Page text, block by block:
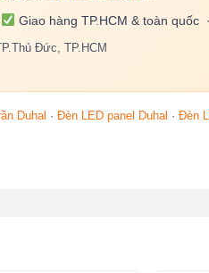
Giao hàng TP.HCM & toàn quốc
Đức, TP.HCM
Duhal · Đèn LED panel Duhal · Đèn